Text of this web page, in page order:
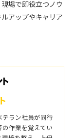
場で即役立つノウ
アップやキャリア
ラン社員が同行
作業を覚えてい